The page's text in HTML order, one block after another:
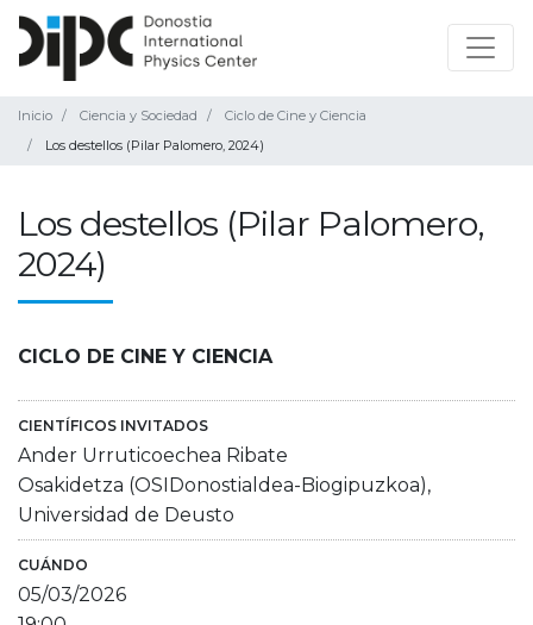
Inicio Ciencia y Sociedad
Ciclo de Cine y Ciencia
Los destellos (Pilar Palomero, 2024)
Los destellos (Pilar Palomero,
2024)
CICLO DE CINE Y CIENCIA
CIENTÍFICOS INVITADOS
Ander Urruticoechea Ribate
Osakidetza (OSIDonostialdea-Biogipuzkoa),
Universidad de Deusto
CUÁNDO
05/03/2026